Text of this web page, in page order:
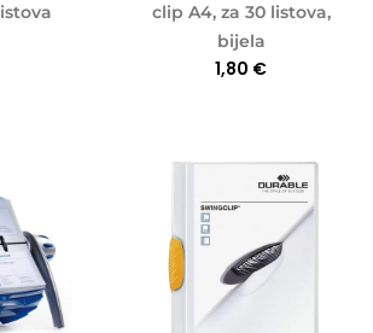
clip A4, za 30 listova,
bijela
1,80 €